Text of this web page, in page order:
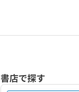
書店で探す